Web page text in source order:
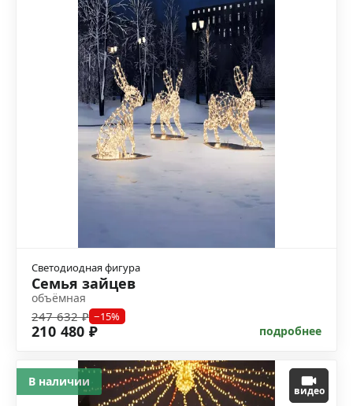
Светодиодная фигура
Семья зайцев
объёмная
247 632 ₽ −15%
210 480 ₽ подробнее
видео
В наличии